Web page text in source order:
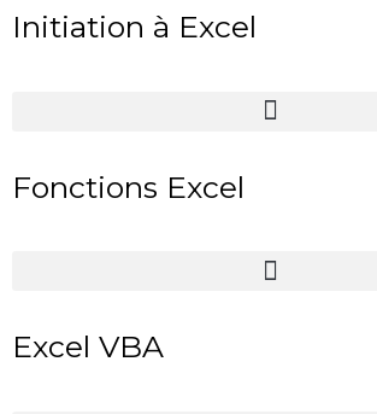
Initiation à Excel
Fonctions Excel
Excel VBA